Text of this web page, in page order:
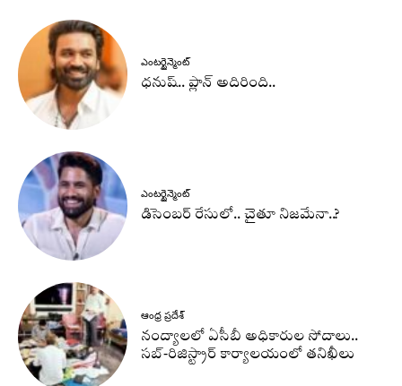
ఎంటర్టైన్మెంట్
ధనుష్‌.. ప్లాన్ అదిరింది..
ఎంటర్టైన్మెంట్
డిసెంబర్ రేసులో.. చైతూ నిజమేనా..?
ఆంధ్ర ప్రదేశ్
నంద్యాలలో ఏసీబీ అధికారుల సోదాలు..
సబ్-రిజిస్ట్రార్ కార్యాలయంలో తనిఖీలు